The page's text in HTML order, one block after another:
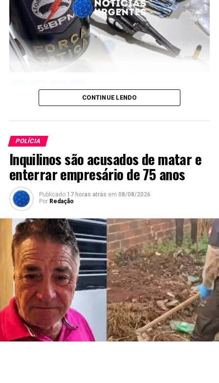
Twitter
Facebook
WhatsApp
Share
CONTINUE LENDO
POLÍCIA
Inquilinos são acusados de matar e
enterrar empresário de 75 anos
Publicado 17 horas atrás em 08/08/2026
Por Redação